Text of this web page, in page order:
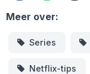
Meer over:
Series
Netflix-tips